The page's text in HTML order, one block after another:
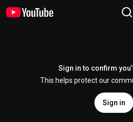
Sign in to confirm
This helps protect our
Sign in